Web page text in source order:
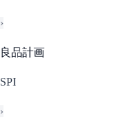
›
良品計画
SPI
›